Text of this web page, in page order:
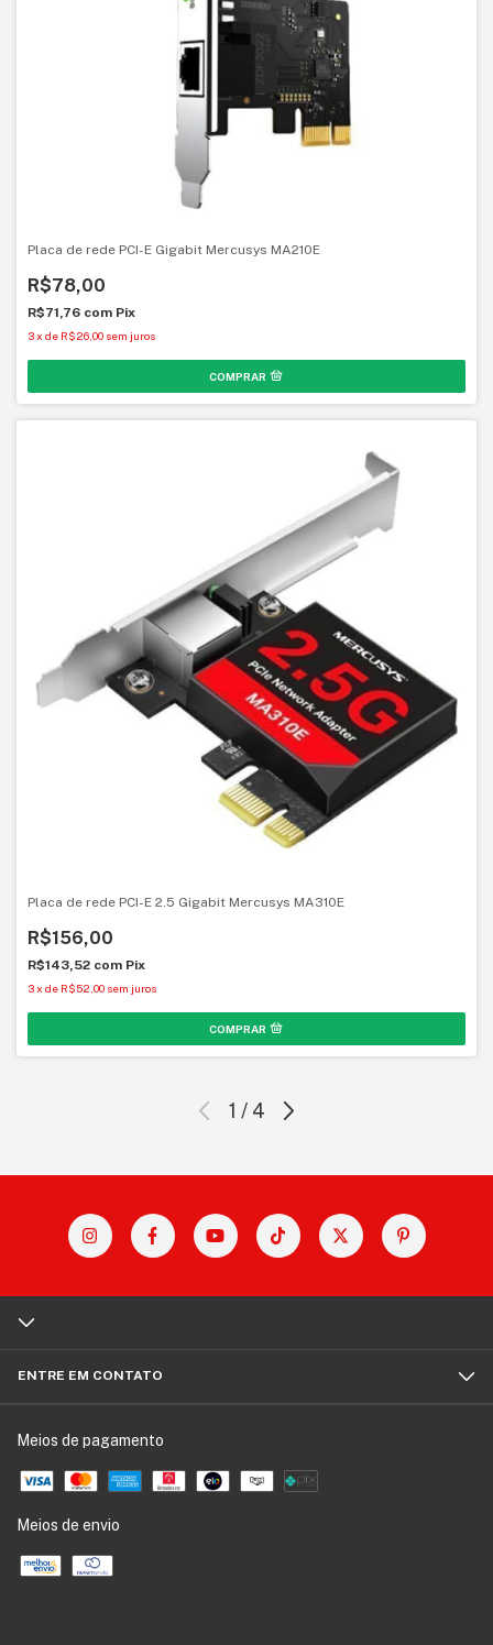
Placa de rede PCI-E Gigabit Mercusys MA210E
R$78,00
R$71,76 com Pix
3x de R$26,00 sem juros
Placa de rede PCI-E 2.5 Gigabit Mercusys MA310E
R$156,00
R$143,52 com Pix
3x de R$52,00 sem juros
1 / 4
ENTRE EM CONTATO
Meios de pagamento
Meios de envio